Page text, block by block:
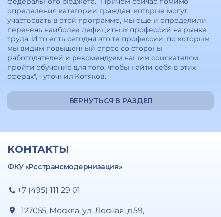
определения категории граждан, которые могут
участвовать в этой программе, мы еще и определили
перечень наиболее дефицитных профессий на рынке
труда. И то есть сегодня это те профессии, по которым
мы видим повышенный спрос со стороны
работодателей и рекомендуем нашим соискателям
пройти обучение для того, чтобы найти себя в этих
сферах", - уточнил Котяков.
ВЕРНУТЬСЯ В РАЗДЕЛ
КОНТАКТЫ
ФКУ «Ространсмодернизация»
+7 (495) 111 29 01
127055, Москва, ул. Лесная, д.59,